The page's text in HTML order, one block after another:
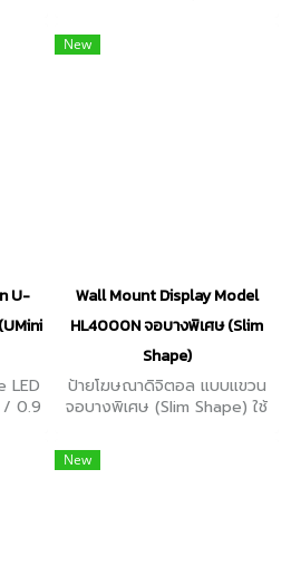
90° แชร์ภาพได้หลายจอพร้อม
กัน ความสว่างสูงสุด
U-
LED
/ 0.9
จอ
พ
New
Wall Mount Display Model
HL4000N จอบางพิเศษ (Slim
Shape)
ป้ายโฆษณาดิจิตอล แบบแขวน
จอบางพิเศษ (Slim Shape) ใช้
จอ ตั้งแต่ 32" / 43" / 50" /
55" / 65" / 75" / 85" / 98"
New